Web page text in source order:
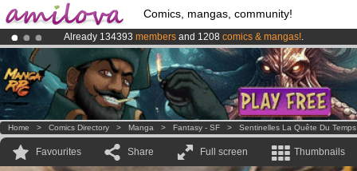
Comics, mangas, community!
Already 134393 members and 1208 comics & mangas!.
AmilovaKickstarter is now LIVE!.
Premium membership from3.95 euros per month !Get membership
Home > Comics Directory > Manga > Fantasy - SF > Sentinelles La Quête Du Temps
Favourites Share Full screen Thumbnails